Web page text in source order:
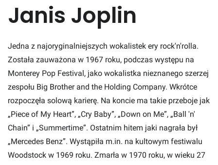
Janis Joplin
Jedna z najoryginalniejszych wokalistek ery rock'n'rolla.
Została zauważona w 1967 roku, podczas występu na
Monterey Pop Festival, jako wokalistka nieznanego szerzej
zespołu Big Brother and the Holding Company. Wkrótce
rozpoczęła solową karierę. Na koncie ma takie przeboje jak
„Piece of My Heart”, „Cry Baby”, „Down on Me”, „Ball 'n'
Chain” i „Summertime”. Ostatnim hitem jaki nagrała był
„Mercedes Benz”. Wystąpiła m.in. na kultowym festiwalu
Woodstock w 1969 roku. Zmarła w 1970 roku, w wieku 27